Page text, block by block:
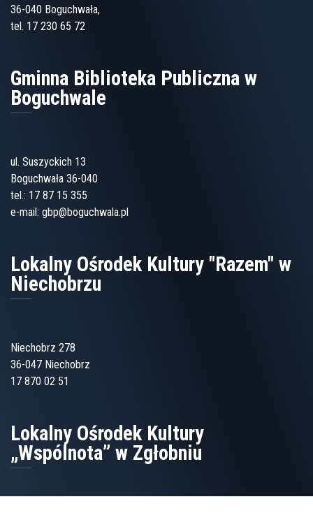
36-040 Boguchwała,
tel. 17 230 65 72
Gminna Biblioteka Publiczna w
Boguchwale
ul. Suszyckich 13
Boguchwała 36-040
tel.: 17 87 15 355
e-mail: gbp@boguchwala.pl
Lokalny Ośrodek Kultury "Razem" w
Niechobrzu
Niechobrz 278
36-047 Niechobrz
17 870 02 51
Lokalny Ośrodek Kultury
„Wspólnota” w Zgłobniu